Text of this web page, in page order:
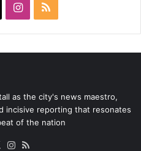
Instagram
RSS
as the city's news maestro,
incisive reporting that resonates
of the nation
X Instagram